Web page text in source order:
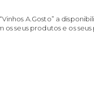
A.Gosto” a
seus produtos e os